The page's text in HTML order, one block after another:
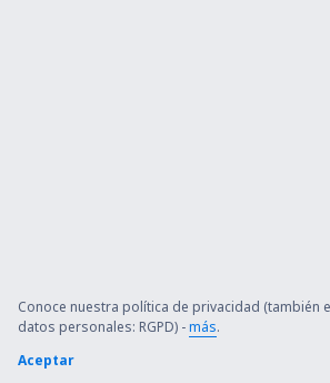
Conoce nuestra política de privacidad (también
datos personales: RGPD) -más.
Aceptar